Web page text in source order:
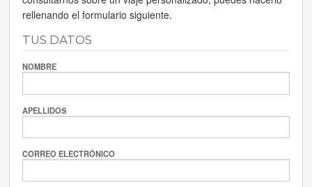
rellenando el formulario siguiente.
TUS DATOS
NOMBRE
APELLIDOS
CORREO ELECTRÓNICO